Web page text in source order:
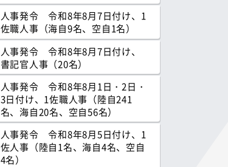
人事発令 令和8年8月7日付け、1
佐職人事（海自9名、空自1名）
人事発令 令和8年8月7日付け、
書記官人事（20名）
人事発令 令和8年8月1日・2日・
3日付け、1佐職人事（陸自241
名、海自20名、空自56名）
人事発令 令和8年8月5日付け、1
佐人事（陸自1名、海自4名、空自
4名）